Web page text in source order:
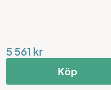
5 561 kr
Köp